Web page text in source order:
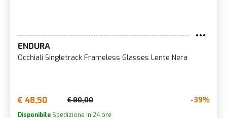
ENDURA
Occhiali Singletrack Frameless Glasses Lente Nera
€ 48,50 € 80,00 -39%
Disponibile Spedizione in 24 ore